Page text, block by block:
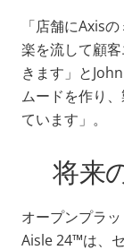
「店舗にAxis
楽を流して顧
きます」と
ムードを作り
ています」。
将来
オープンプラ
Aisle 24™は、